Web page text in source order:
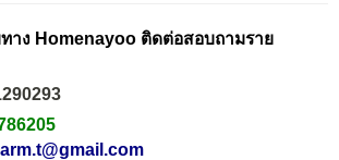
าง Homenayoo ติดต่อสอบถามราย